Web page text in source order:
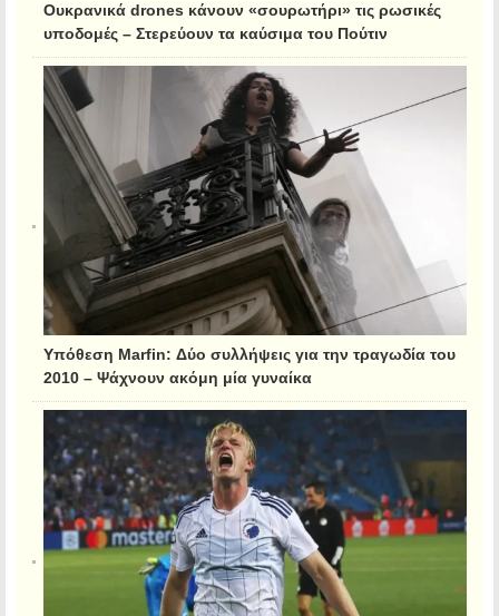
Ουκρανικά drones κάνουν «σουρωτήρι» τις ρωσικές
υποδομές – Στερεύουν τα καύσιμα του Πούτιν
Υπόθεση Marfin: Δύο συλλήψεις για την τραγωδία του
2010 – Ψάχνουν ακόμη μία γυναίκα